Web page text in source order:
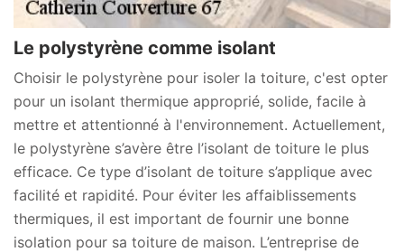
Le polystyrène comme isolant
Choisir le polystyrène pour isoler la toiture, c'est opter
pour un isolant thermique approprié, solide, facile à
mettre et attentionné à l'environnement. Actuellement,
le polystyrène s’avère être l’isolant de toiture le plus
efficace. Ce type d’isolant de toiture s’applique avec
facilité et rapidité. Pour éviter les affaiblissements
thermiques, il est important de fournir une bonne
isolation pour sa toiture de maison. L’entreprise de